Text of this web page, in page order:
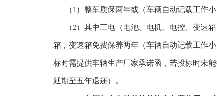
（1） 整车质保两年或 （车辆自动记载工作
（2） 其中三电（电池、电机、电控、变速
箱，变速箱免费保养两年（车辆自动记载工作
标时需提供车辆生产厂家承诺函，若投标时未
延期至五年退还）。